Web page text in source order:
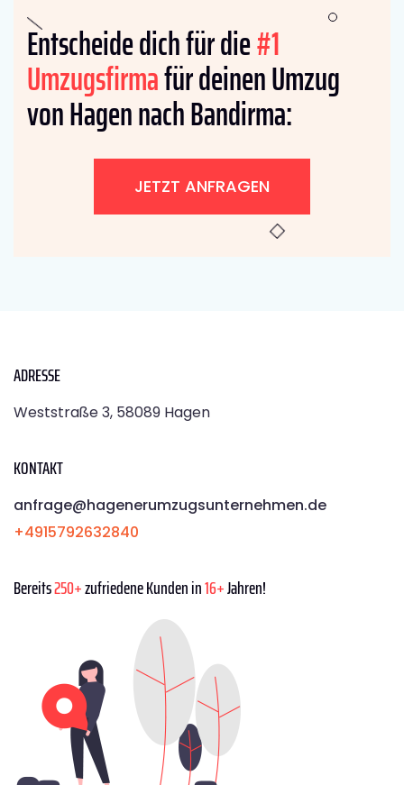
Entscheide dich für die#1
Umzugsfirmafür deinen Umzug
von Hagen nach Bandirma:
JETZT ANFRAGEN
ADRESSE
Weststraße 3, 58089 Hagen
KONTAKT
anfrage@hagenerumzugsunternehmen.de
+4915792632840
Bereits250+zufriedene Kunden in16+Jahren!